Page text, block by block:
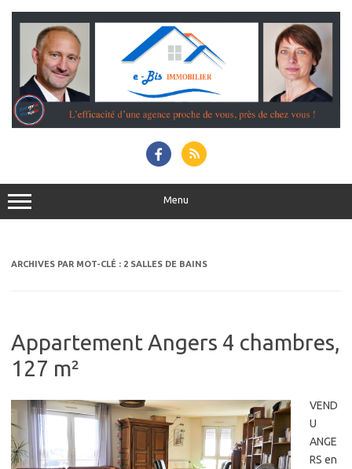
contenu
Menu
ARCHIVES PAR MOT-CLÉ : 2 SALLES DE BAINS
Appartement Angers 4 chambres,
127 m²
VEND
U
ANGE
RS en